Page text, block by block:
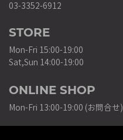
03-3352-6912
STORE
Mon-Fri 15:00-19:00
Sat,Sun 14:00-19:00
ONLINE SHOP
Mon-Fri 13:00-19:00 (お問合せ)